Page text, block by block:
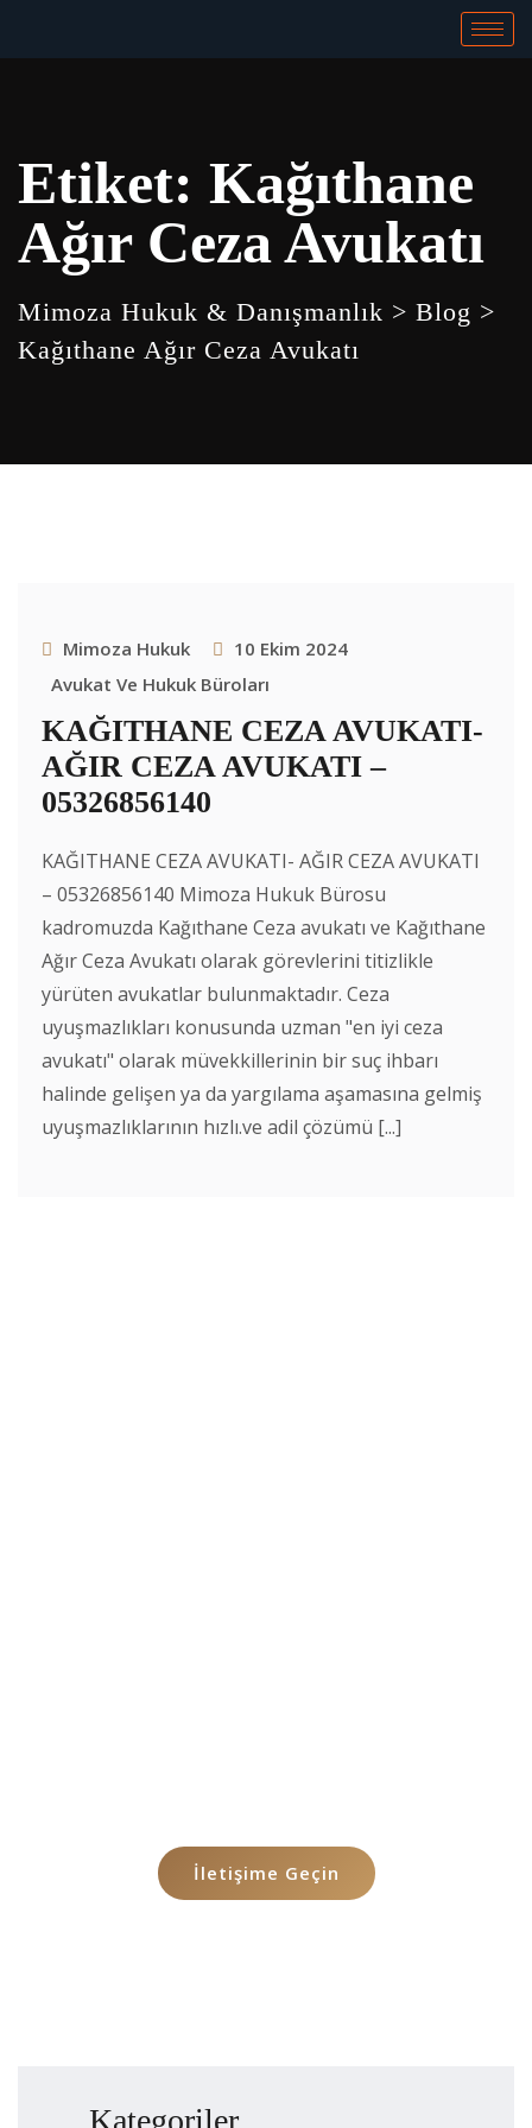
Etiket: Kağıthane
Ağır Ceza Avukatı
Mimoza Hukuk & Danışmanlık > Blog >
Kağıthane Ağır Ceza Avukatı
Mimoza Hukuk
10 Ekim 2024
Avukat Ve Hukuk Büroları
KAĞITHANE CEZA AVUKATI-
AĞIR CEZA AVUKATI –
05326856140
KAĞITHANE CEZA AVUKATI- AĞIR CEZA AVUKATI
– 05326856140 Mimoza Hukuk Bürosu
kadromuzda Kağıthane Ceza avukatı ve Kağıthane
Ağır Ceza Avukatı olarak görevlerini titizlikle
yürüten avukatlar bulunmaktadır. Ceza
uyuşmazlıkları konusunda uzman "en iyi ceza
avukatı" olarak müvekkillerinin bir suç ihbarı
halinde gelişen ya da yargılama aşamasına gelmiş
uyuşmazlıklarının hızlı.ve adil çözümü [...]
İletişime Geçin
Kategoriler